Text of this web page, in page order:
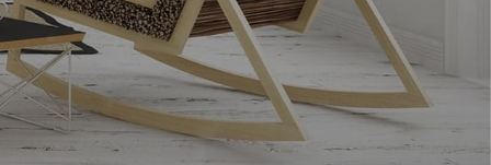
Jan 19, 2025 1 Comment
Pourquoi les lampes à LED
ont l'étiquette énergie E?
août 18, 2024 1 Comment